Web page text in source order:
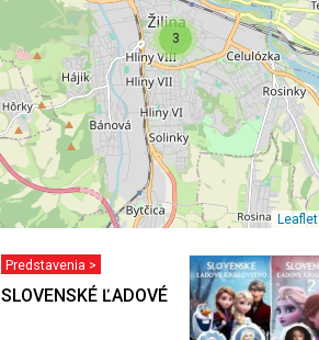
3
Leaflet
Predstavenia >
SLOVENSKÉ ĽADOVÉ KRÁĽOVSTVO